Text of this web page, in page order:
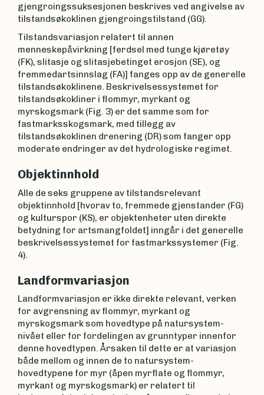
gjengroingssuksesjonen beskrives ved angivelse av
tilstandsøkoklinen gjengroingstilstand (GG).
Tilstandsvariasjon relatert til annen
menneskepåvirkning [ferdsel med tunge kjøretøy
(FK), slitasje og slitasjebetinget erosjon (SE), og
fremmedartsinnslag (FA)] fanges opp av de generelle
tilstandsøkoklinene. Beskrivelsessystemet for
tilstandsøkokliner i flommyr, myrkant og
myrskogsmark (Fig. 3) er det samme som for
fastmarksskogsmark, med tillegg av
tilstandsøkoklinen drenering (DR) som fanger opp
moderate endringer av det hydrologiske regimet.
Objektinnhold
Alle de seks gruppene av tilstandsrelevant
objektinnhold [hvorav to, fremmede gjenstander (FG)
og kulturspor (KS), er objektenheter uten direkte
betydning for artsmangfoldet] inngår i det generelle
beskrivelsessystemet for fastmarkssystemer (Fig.
4).
Landformvariasjon
Landformvariasjon er ikke direkte relevant, verken
for avgrensning av flommyr, myrkant og
myrskogsmark som hovedtype på natursystem-
nivået eller for fordelingen av grunntyper innenfor
denne hovedtypen. Årsaken til dette er at variasjon
både mellom og innen de to natursystem-
hovedtypene for myr (åpen myrflate og flommyr,
myrkant og myrskogsmark) er relatert til